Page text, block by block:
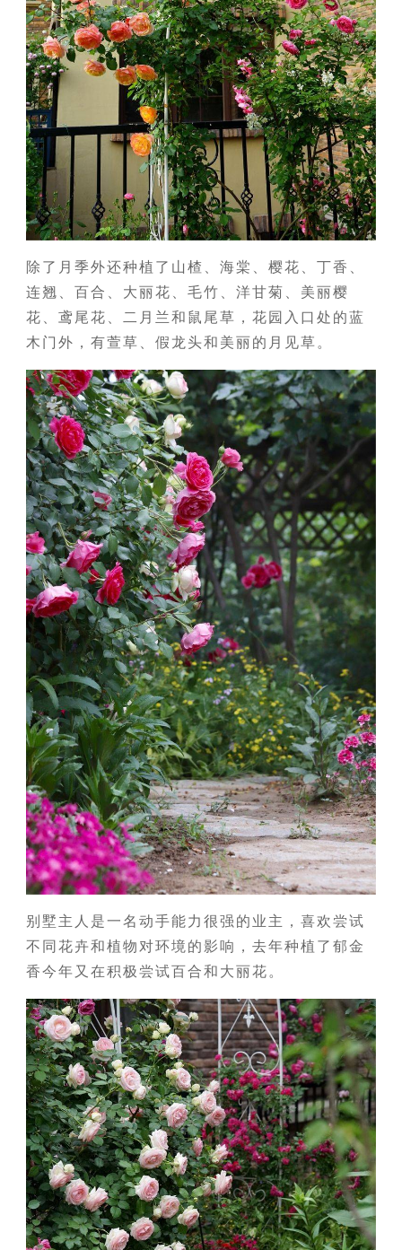
除了月季外还种植了山楂、海棠、樱花、丁香、
连翘、百合、大丽花、毛竹、洋甘菊、美丽樱
花、鸢尾花、二月兰和鼠尾草，花园入口处的蓝
木门外，有萱草、假龙头和美丽的月见草。
别墅主人是一名动手能力很强的业主，喜欢尝试
不同花卉和植物对环境的影响，去年种植了郁金
香今年又在积极尝试百合和大丽花。